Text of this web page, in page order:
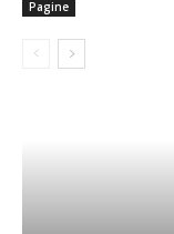
Pagine